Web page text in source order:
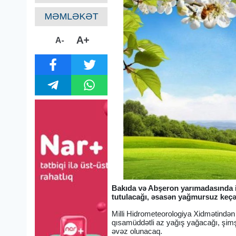
MƏMLƏKƏT
A- A+
Bakıda və Abşeron
tutulacağı, əsasən yağmursuz
Milli Hidrometeorologiya
qısamüddətli az yağış yağacağı,
əvəz olunacaq.